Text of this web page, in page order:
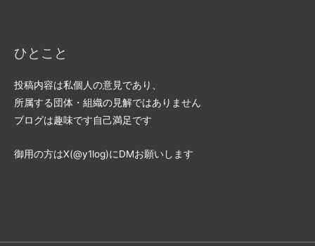
ひとこと
投稿内容は私個人の意見であり、
所属する団体・組織の見解ではありません
ブログは趣味です自己満足です
御用の方はX(@y1log)にDMお願いします